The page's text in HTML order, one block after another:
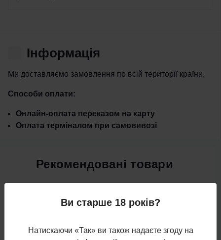
Iнформація
Ми доставляємо замовлення по всій території країни.
Способи оплати:
Онлайн-оплата переказом на карту
Оплата терміналом при самовивозі
Рекомендовані товари
Сулугуні зі спеціями
60 грн.
Ви старше 18 років?
Натискаючи «Так» ви також надаєте згоду на